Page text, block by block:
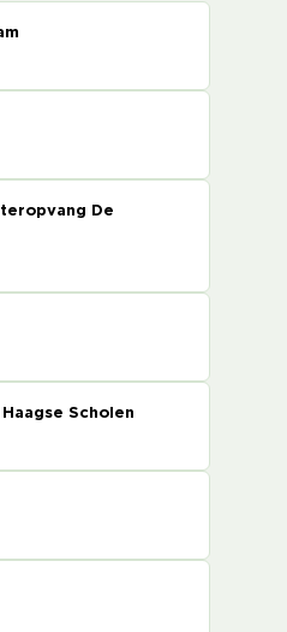
De
Scholen